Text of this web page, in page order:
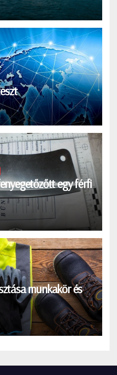
egy férfi
munkakör és